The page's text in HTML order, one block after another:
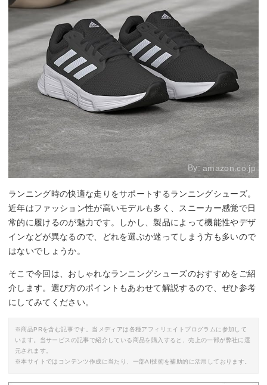
By:amazon.co.jp
ランニング時の快適な走りをサポートするランニングシューズ。
近年はファッション性が高いモデルも多く、スニーカー感覚で日
常的に履けるのが魅力です。しかし、製品によって機能性やデザ
インなどが異なるので、どれを選ぶか迷ってしまう方も多いので
はないでしょうか。
そこで今回は、おしゃれなランニングシューズのおすすめをご紹
介します。選び方のポイントもあわせて解説するので、ぜひ参考
にしてみてください。
※商品PRを含む記事です。当メディアは各種アフィリエイトプログラムに参加して
います。当サービスの記事で紹介している商品を購入すると、売上の一部が弊社に還
元されます。
※本サイトではコンテンツ作成に当たり、一部AI技術を補助的に活用しております。